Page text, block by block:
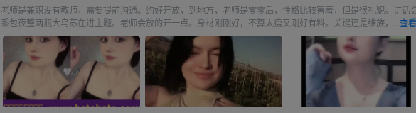
老师是兼职没有教师，需要提前沟通。约好开放，到地方，老师是零零后，性格比较害羞，但是很礼貌。讲话
系包夜整两瓶大乌苏在进主题。老师会放的开一点。身材刚刚好，不算太瘦又刚好有料。关键还是维族，...查